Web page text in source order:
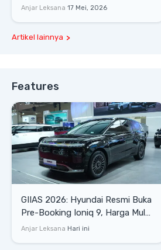
Culture Era 90-an
Anjar Leksana 17 Mei, 2026
Artikel lainnya
Features
GIIAS 2026: Hyundai Resmi Buka
Pre-Booking Ioniq 9, Harga Mulai
Rp1,49 Miliar
Anjar Leksana Hari ini